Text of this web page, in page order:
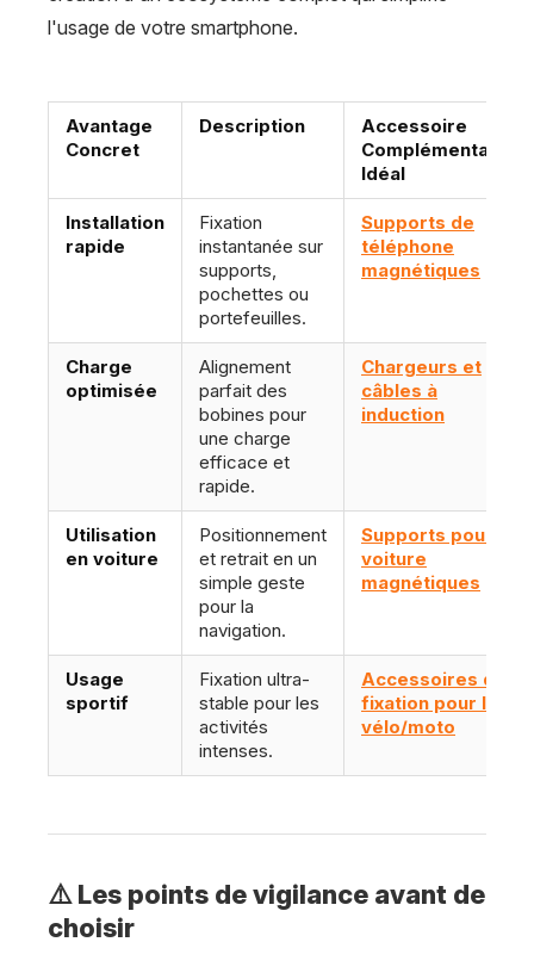
l'usage de votre smartphone.
Avantage
Concret
Description
Accessoire
Complémentaire
Idéal
Installation
rapide
Fixation
instantanée sur
supports,
pochettes ou
portefeuilles.
Supports de
téléphone
magnétiques
Charge
optimisée
Alignement
parfait des
bobines pour
une charge
efficace et
rapide.
Chargeurs et
câbles à
induction
Utilisation
en voiture
Positionnement
et retrait en un
simple geste
pour la
navigation.
Supports pour la
voiture
magnétiques
Usage
sportif
Fixation ultra-
stable pour les
activités
intenses.
Accessoires de
fixation pour le
vélo/moto
⚠️ Les points de vigilance avant de
choisir